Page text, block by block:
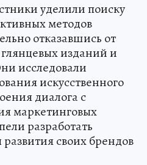
уделили поиску
методов
отказавшись от
изданий и
исследовали
искусственного
диалога с
маркетинговых
разработать
своих брендов